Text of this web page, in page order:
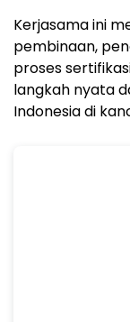
Kerjasama ini
pembinaan,
proses
langkah nyata
Indonesia di